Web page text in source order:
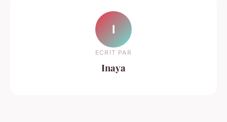
I
ECRIT PAR
Inaya